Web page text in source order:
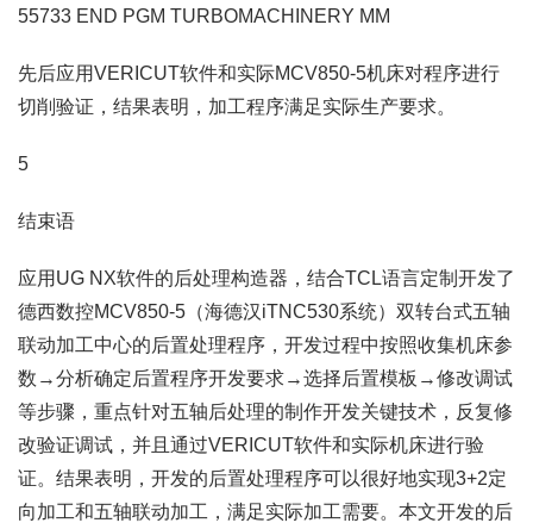
55733 END PGM TURBOMACHINERY MM
先后应用VERICUT软件和实际MCV850-5机床对程序进行
切削验证，结果表明，加工程序满足实际生产要求。
5
结束语
应用UG NX软件的后处理构造器，结合TCL语言定制开发了
德西数控MCV850-5（海德汉iTNC530系统）双转台式五轴
联动加工中心的后置处理程序，开发过程中按照收集机床参
数→分析确定后置程序开发要求→选择后置模板→修改调试
等步骤，重点针对五轴后处理的制作开发关键技术，反复修
改验证调试，并且通过VERICUT软件和实际机床进行验
证。结果表明，开发的后置处理程序可以很好地实现3+2定
向加工和五轴联动加工，满足实际加工需要。本文开发的后